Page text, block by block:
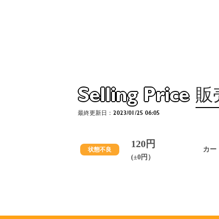
Selling Price 販
最終更新日：2023/01/25 06:05
状態不良
120円
(±0円）
カー